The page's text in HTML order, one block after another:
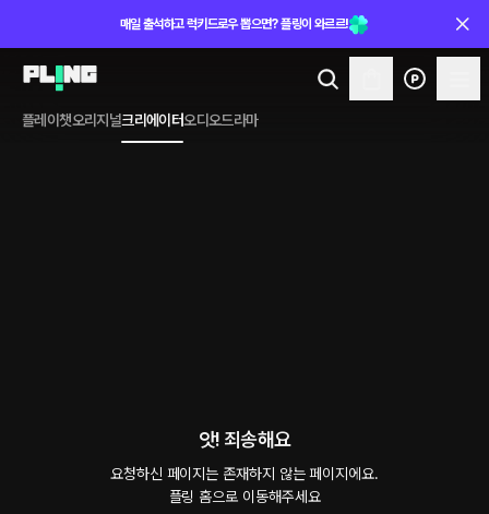
매일 출석하고 럭키드로우 뽑으면? 플링이 와르르!
플레이챗오리지널크리에이터오디오드라마
앗! 죄송해요
요청하신 페이지는 존재하지 않는 페이지에요.
플링 홈으로 이동해주세요